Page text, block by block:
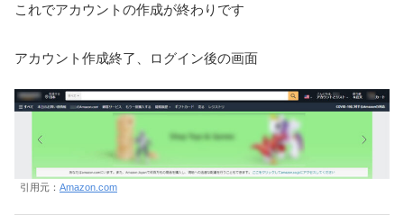
これでアカウントの作成が終わりです
アカウント作成終了、ログイン後の画面
引用元： Amazon.com